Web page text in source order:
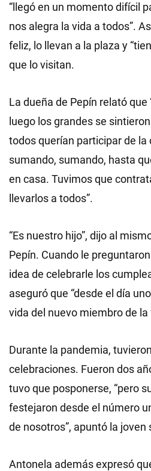
“llegó en un momento difícil
nos alegra la vida a todos”.
feliz, lo llevan a la plaza y
que lo visitan.
La dueña de Pepín relató que
luego los grandes se
todos querían participar de la
sumando, sumando, hasta
en casa. Tuvimos que
llevarlos a todos”.
“Es nuestro hijo”, dijo al
Pepín. Cuando le
idea de celebrarle los
aseguró que “desde el día
vida del nuevo miembro de
Durante la pandemia,
celebraciones. Fueron dos
tuvo que posponerse, “pero
festejaron desde el número
de nosotros”, apuntó la joven
Antonela además expresó